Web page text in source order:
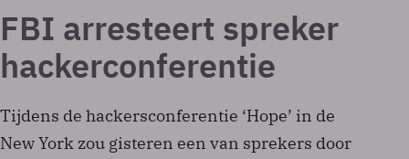
FBI arresteert spreker
hackerconferentie
Tijdens de hackersconferentie ‘Hope’ in de
New York zou gisteren een van sprekers door